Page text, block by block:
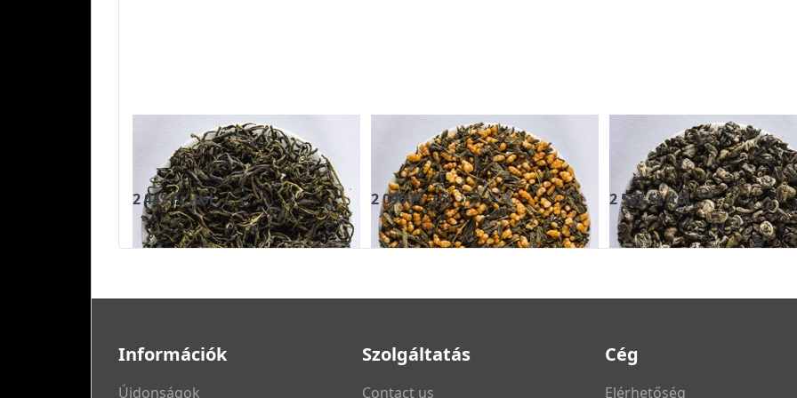
FUJIAN GREEN
MONKEY - zöld tea
2 443 Ft -tól
GENMAICHA - zöld
tea
2 090 Ft -tól
GUANGXI GREEN
SNAIL - zöld tea
2 583 Ft -tól
Információk
Újdonságok
Szolgáltatás
Contact us
Cég
Elérhetőség